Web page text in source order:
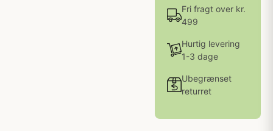
Fri fragt over kr.
499
Hurtig levering
1-3 dage
Ubegrænset
returret